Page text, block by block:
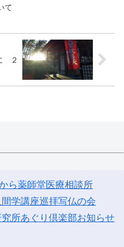
て
２
ら薬師堂医療相談所
間学講座巡拝写仏の会
究所あぐり倶楽部お知らせ